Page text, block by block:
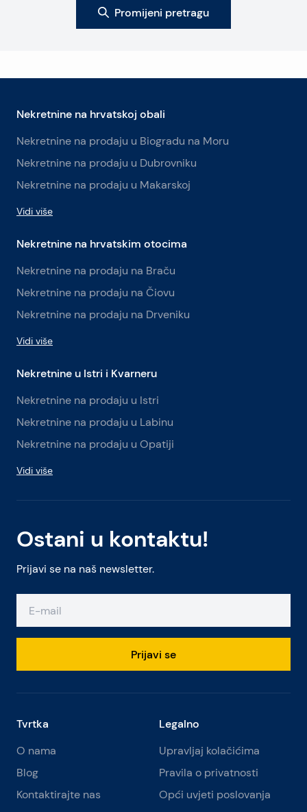
Promijeni pretragu
Ostani u kontaktu!
Prijavi se na naš newsletter.
Prijavi se
Nekretnine na hrvatskoj obali
Nekretnine na prodaju u Biogradu na Moru
Nekretnine na prodaju u Dubrovniku
Nekretnine na prodaju u Makarskoj
Vidi više
Nekretnine na hrvatskim otocima
Nekretnine na prodaju na Braču
Nekretnine na prodaju na Čiovu
Nekretnine na prodaju na Drveniku
Vidi više
Nekretnine u Istri i Kvarneru
Nekretnine na prodaju u Istri
Nekretnine na prodaju u Labinu
Nekretnine na prodaju u Opatiji
Vidi više
Tvrtka
O nama
Blog
Kontaktirajte nas
Legalno
Upravljaj kolačićima
Pravila o privatnosti
Opći uvjeti poslovanja